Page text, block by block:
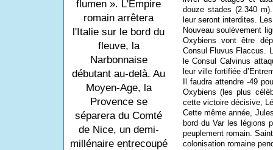
flumen ». L'Empire
romain arrêtera
l'Italie sur le bord du
fleuve, la
Narbonnaise
débutant au-delà. Au
Moyen-Age, la
Provence se
séparera du Comté
de Nice, un demi-
millénaire entrecoupé
douze stades (2.340
leur seront interdites.
Nouveau soulèvement
Oxybiens vont être
Consul Fluvus Flaccus.
le Consul Calvinus
leur ville fortifiée
Il faudra attendre -49
Oxybiens (les plus
cette victoire décisive,
Cette même année,
bord du Var les légions
peuplement romain.
colonisation romaine